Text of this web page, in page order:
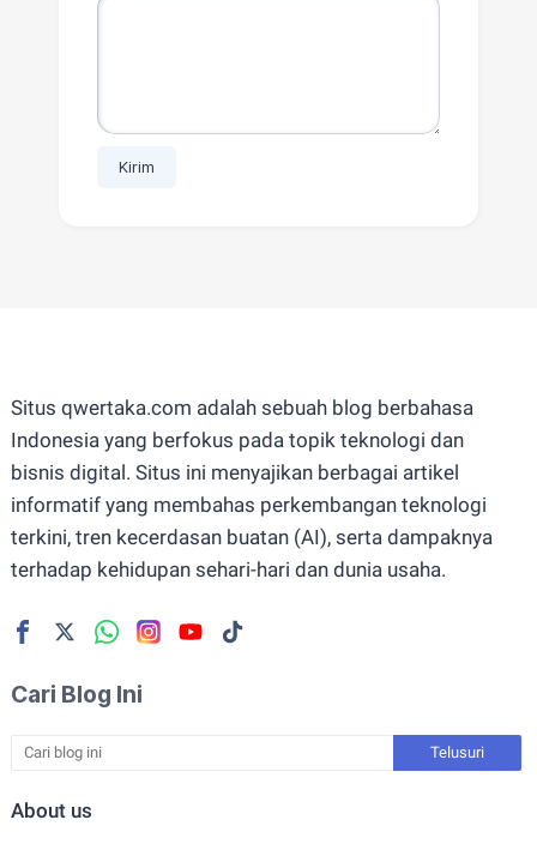
Situs qwertaka.com adalah sebuah blog berbahasa
Indonesia yang berfokus pada topik teknologi dan
bisnis digital. Situs ini menyajikan berbagai artikel
informatif yang membahas perkembangan teknologi
terkini, tren kecerdasan buatan (AI), serta dampaknya
terhadap kehidupan sehari-hari dan dunia usaha.
Cari Blog Ini
About us